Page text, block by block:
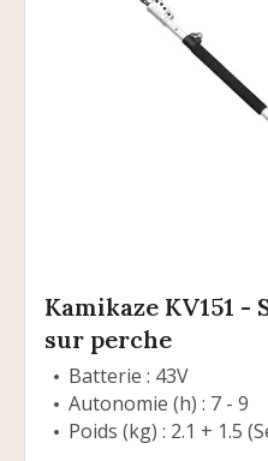
Kamikaze KV151
sur perche
Batterie : 43V
Autonomie (h) : 7 - 9
Poids (kg) : 2.1 + 1.5